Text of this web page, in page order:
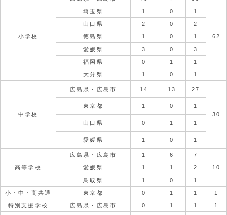
小学校 62
埼玉県 1 0 1
山口県 2 0 2
徳島県 1 0 1
愛媛県 3 0 3
福岡県 0 1 1
大分県 1 0 1
中学校
広島県・広島市 14 13 27
30
東京都 1 0 1
山口県 0 1 1
愛媛県 1 0 1
高等学校
広島県・広島市 1 6 7
10
愛媛県 1 1 2
鳥取県 1 0 1
小・中・高共通 東京都 0 1 1 1
特別支援学校 広島県・広島市 0 1 1 1